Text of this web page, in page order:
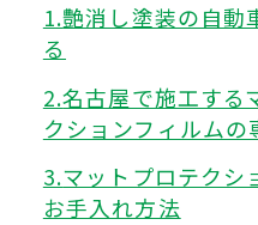
艶消し塗装の自動
る
名古屋で施工する
クションフィルムの
マットプロテクシ
お手入れ方法